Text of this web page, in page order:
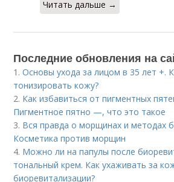
Читать дальше →
Последние обновления на
1.Основы ухода за лицом в 35 лет +.
тонизировать кожу?
2. Как избавиться от пигментных
Пигментное пятно —, что это такое
3. Вся правда о морщинах и методах
Косметика против морщин
4. Можно ли на папулы после
тональный крем. Как ухаживать за
биоревитализации?